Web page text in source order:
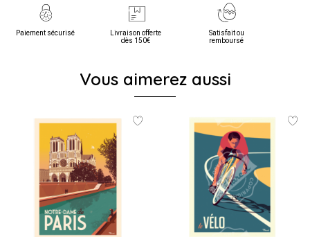
Paiement sécurisé
Livraison offerte
dès 150€
Satisfait ou
remboursé
Vous aimerez aussi